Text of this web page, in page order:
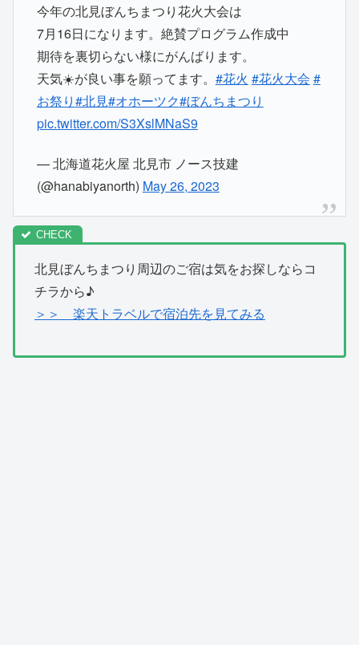
今年の北見ぼんちまつり花火大会は
7月16日になります。絶賛プログラム作成中
期待を裏切らない様にがんばります。
天気☀️が良い事を願ってます。 #花火 #花火大会 #
お祭り#北見#オホーツク#ぼんちまつり
pic.twitter.com/S3XslMNaS9
— 北海道花火屋 北見市 ノース技建
(@hanabiyanorth) May 26, 2023
北見ぼんちまつり周辺のご宿は気をお探しならコ
チラから♪
＞＞ 楽天トラベルで宿泊先を見てみる